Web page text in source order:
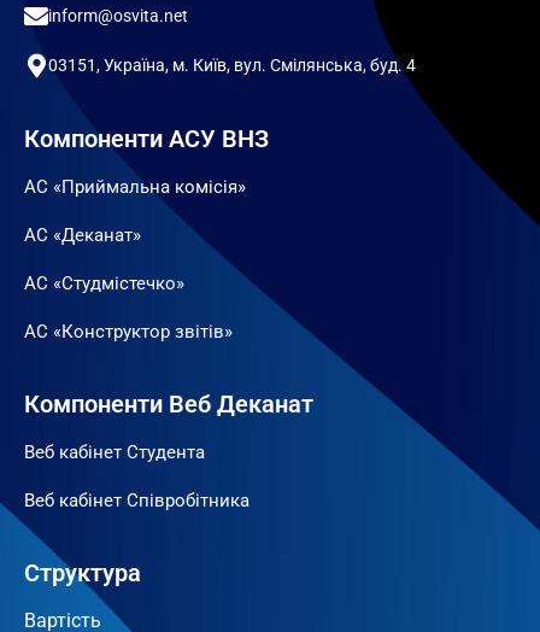
inform@osvita.net
03151, Україна, м. Київ, вул. Смілянська, буд. 4
Компоненти АСУ ВНЗ
АС «Приймальна комісія»
АС «Деканат»
АС «Студмістечко»
АС «Конструктор звітів»
Компоненти Веб Деканат
Веб кабінет Студента
Веб кабінет Співробітника
Структура
Вартість